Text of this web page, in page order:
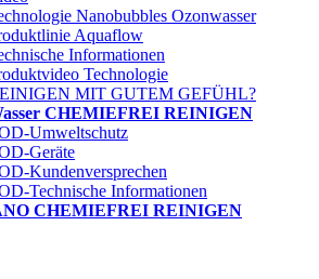
Nanobubbles Ozonwasser
Aquaflow
Informationen
Technologie
MIT GUTEM GEFÜHL?
CHEMIEFREI REINIGEN
Umweltschutz
Geräte
Kundenversprechen
Technische Informationen
CHEMIEFREI REINIGEN